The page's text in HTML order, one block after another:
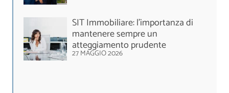
SIT Immobiliare: l’importanza di
mantenere sempre un
atteggiamento prudente
27 MAGGIO 2026